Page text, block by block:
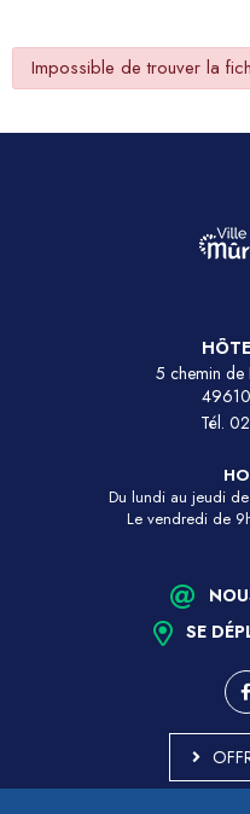
Impossible de trouver la
5 chemin de
Tél.
Du lundi au jeudi
Le vendredi de
SE